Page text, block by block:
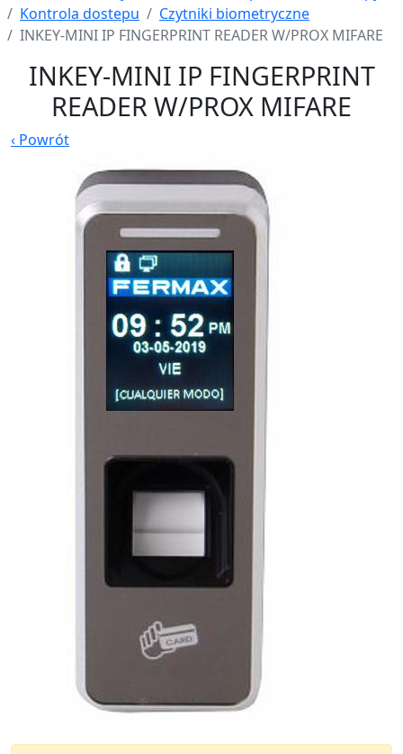
Kontrola dostepu
Czytniki biometryczne
INKEY-MINI IP FINGERPRINT READER W/PROX MIFARE
INKEY-MINI IP FINGERPRINT
READER W/PROX MIFARE
‹ Powrót